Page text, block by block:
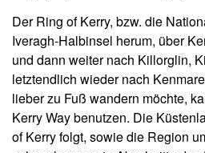
Der Ring of Kerry, bzw. die
Iveragh-Halbinsel herum, über
und dann weiter nach Killorglin,
letztendlich wieder nach
lieber zu Fuß wandern möchte,
Kerry Way benutzen. Die
of Kerry folgt, sowie die Region